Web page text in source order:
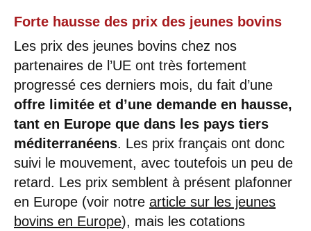
Forte hausse des prix des jeunes bovins
Les prix des jeunes bovins chez nos
partenaires de l’UE ont très fortement
progressé ces derniers mois, du fait d’une
offre limitée et d’une demande en hausse,
tant en Europe que dans les pays tiers
méditerranéens. Les prix français ont donc
suivi le mouvement, avec toutefois un peu de
retard. Les prix semblent à présent plafonner
en Europe (voir notre article sur les jeunes
bovins en Europe), mais les cotations